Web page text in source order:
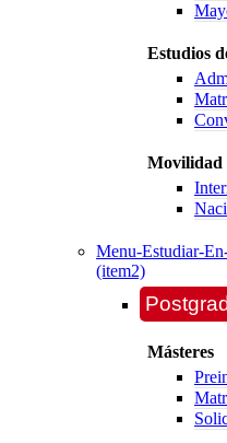
Estudios
Movilidad
Menu-Estudiar-
(item2)
Másteres